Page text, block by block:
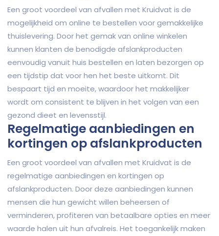
Een groot voordeel van afvallen met Kruidvat is de
mogelijkheid om online te bestellen voor gemakkelijke
thuislevering. Door het gemak van online winkelen
kunnen klanten de benodigde afslankproducten
eenvoudig vanuit huis bestellen en laten bezorgen op
een tijdstip dat voor hen het beste uitkomt. Dit
bespaart tijd en moeite, waardoor het makkelijker
wordt om consistent te blijven in het volgen van een
gezond dieet en levensstijl.
Regelmatige aanbiedingen en
kortingen op afslankproducten
Een groot voordeel van afvallen met Kruidvat is de
regelmatige aanbiedingen en kortingen op
afslankproducten. Door deze aanbiedingen kunnen
mensen die hun gewicht willen beheersen of
verminderen, profiteren van betaalbare opties en meer
waarde halen uit hun afvalreis. Het toegankelijk maken